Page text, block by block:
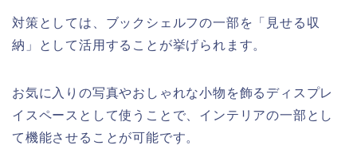
対策としては、ブックシェルフの一部を「見せる収
納」として活用することが挙げられます。
お気に入りの写真やおしゃれな小物を飾るディスプレ
イスペースとして使うことで、インテリアの一部とし
て機能させることが可能です。